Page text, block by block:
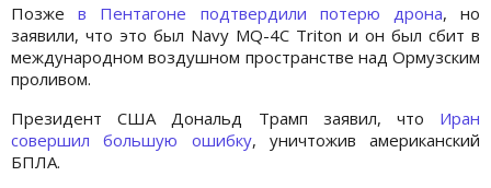
Позжев Пентагоне подтвердили потерю дрона, но
заявили, что это был Navy MQ-4C Triton и он был сбит в
международном воздушном пространстве над Ормузским
проливом.
Президент США Дональд Трамп заявил, что Иран
совершил большую ошибку, уничтожив американский
БПЛА.